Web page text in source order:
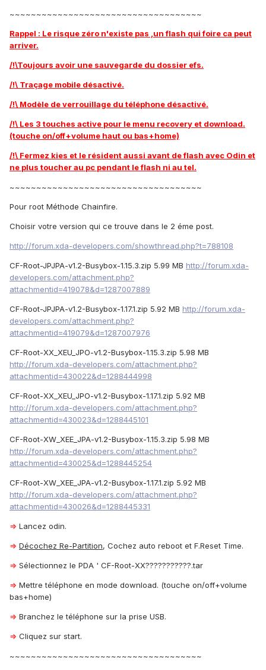
~~~~~~~~~~~~~~~~~~~~~~~~~~~~~~~~~~~~
Rappel : Le risque zéro n'existe pas ,un flash qui foire ca peut
arriver.
/!\Toujours avoir une sauvegarde du dossier efs.
/!\ Traçage mobile désactivé.
/!\ Modèle de verrouillage du téléphone désactivé.
/!\ Les 3 touches active pour le menu recovery et download.
(touche on/off+volume haut ou bas+home)
/!\ Fermez kies et le résident aussi avant de flash avec Odin et
ne plus toucher au pc pendant le flash ni au tel.
~~~~~~~~~~~~~~~~~~~~~~~~~~~~~~~~~~~~
Pour root Méthode Chainfire.
Choisir votre version qui ce trouve dans le 2 éme post.
http://forum.xda-developers.com/showthread.php?t=788108
CF-Root-JPJPA-v1.2-Busybox-1.15.3.zip 5.99 MB http://forum.xda-
developers.com/attachment.php?
attachmentid=419078&d=1287007889
CF-Root-JPJPA-v1.2-Busybox-1.17.1.zip 5.92 MB http://forum.xda-
developers.com/attachment.php?
attachmentid=419079&d=1287007976
CF-Root-XX_XEU_JPO-v1.2-Busybox-1.15.3.zip 5.98 MB
http://forum.xda-developers.com/attachment.php?
attachmentid=430022&d=1288444998
CF-Root-XX_XEU_JPO-v1.2-Busybox-1.17.1.zip 5.92 MB
http://forum.xda-developers.com/attachment.php?
attachmentid=430023&d=1288445101
CF-Root-XW_XEE_JPA-v1.2-Busybox-1.15.3.zip 5.98 MB
http://forum.xda-developers.com/attachment.php?
attachmentid=430025&d=1288445254
CF-Root-XW_XEE_JPA-v1.2-Busybox-1.17.1.zip 5.92 MB
http://forum.xda-developers.com/attachment.php?
attachmentid=430026&d=1288445331
⇒ Lancez odin.
⇒ Décochez Re-Partition, Cochez auto reboot et F.Reset Time.
⇒ Sélectionnez le PDA ' CF-Root-XX???????????.tar
⇒ Mettre téléphone en mode download. (touche on/off+volume
bas+home)
⇒ Branchez le téléphone sur la prise USB.
⇒ Cliquez sur start.
~~~~~~~~~~~~~~~~~~~~~~~~~~~~~~~~~~~~